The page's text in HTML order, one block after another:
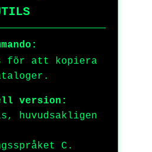
för att kopiera
version:
huvudsakligen
C.